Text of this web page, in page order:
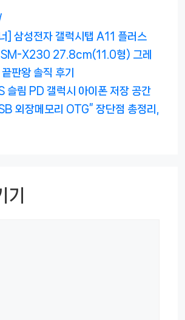
] 삼성전자 갤럭시탭 A11 플러스
X230 27.8cm(11.0형) 그레
판왕 솔직 후기
슬림 PD 갤럭시 아이폰 저장 공간
외장메모리 OTG” 장단점 총정리,